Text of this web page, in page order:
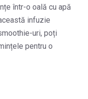
într-o oală cu apă
infuzie
uri, poți
pentru o